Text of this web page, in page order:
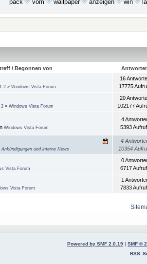
pack
vom wallpaper anzeigen win
/ Begonnen von
1 2 » Windows Vista Forum
16
17775
2 » Windows Vista Forum
20
102177
Windows Vista Forum
4
5393
Ankündigungen und interne News
4
10354
Vista Forum
0
6717
Vista Forum
1
7833
Powered by SMF 2.0.19 | SMF ©
RSS